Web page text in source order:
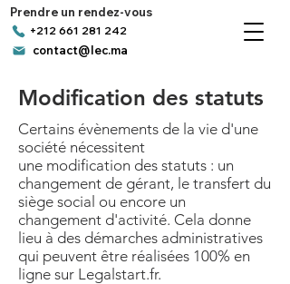
+212 661 281 242
contact@lec.ma
Prendre un rendez-vous
Modification des statuts
Certains évènements de la vie d'une
société nécessitent
une modification des statuts : un
changement de gérant, le transfert du
siège social ou encore un
changement d'activité. Cela donne
lieu à des démarches administratives
qui peuvent être réalisées 100% en
ligne sur Legalstart.fr.